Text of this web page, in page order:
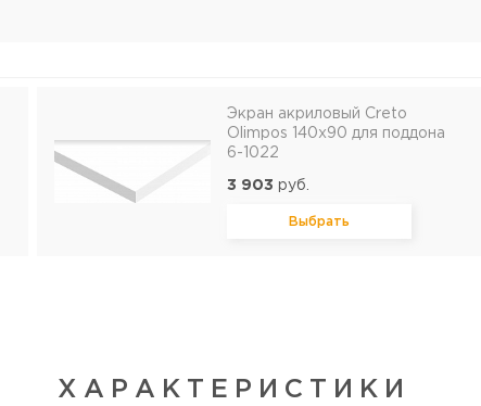
Экран акриловый Creto
Olimpos 140х90 для поддона
6-1022
3 903руб.
Выбрать
ХАРАКТЕРИСТИКИ